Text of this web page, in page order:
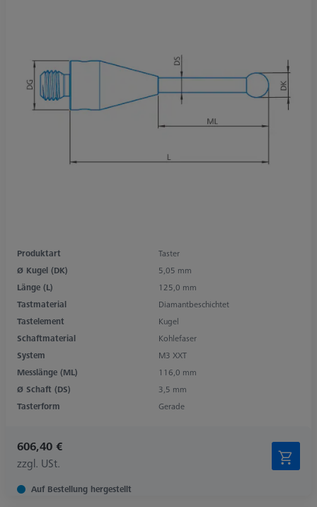
Produktart
Taster
Ø Kugel (DK)
5,05 mm
Länge (L)
125,0 mm
Tastmaterial
Diamantbeschichtet
Tastelement
Kugel
Schaftmaterial
Kohlefaser
System
M3 XXT
Messlänge (ML)
116,0 mm
Ø Schaft (DS)
3,5 mm
Tasterform
Gerade
606,40 €
zzgl. USt.
Auf Bestellung hergestellt